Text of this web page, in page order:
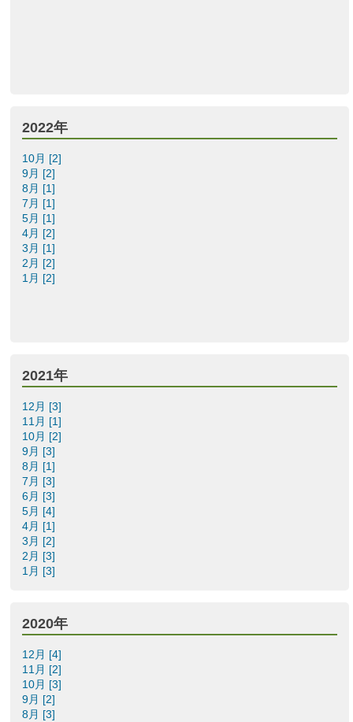
2022年
10月 [2]
9月 [2]
8月 [1]
7月 [1]
5月 [1]
4月 [2]
3月 [1]
2月 [2]
1月 [2]
2021年
12月 [3]
11月 [1]
10月 [2]
9月 [3]
8月 [1]
7月 [3]
6月 [3]
5月 [4]
4月 [1]
3月 [2]
2月 [3]
1月 [3]
2020年
12月 [4]
11月 [2]
10月 [3]
9月 [2]
8月 [3]